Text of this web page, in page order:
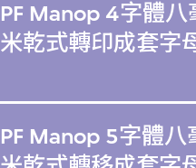
PF Manop 4字體八
米乾式轉印成套字
PF Manop 5字體八